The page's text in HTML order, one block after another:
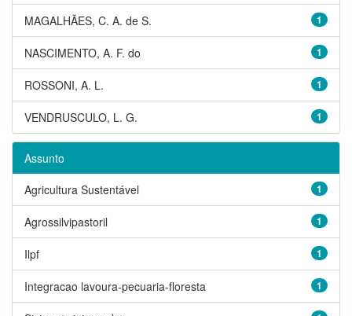
1
MAGALHÃES, C. A. de S.
1
NASCIMENTO, A. F. do
1
ROSSONI, A. L.
1
VENDRUSCULO, L. G.
Assunto
1
Agricultura Sustentável
1
Agrossilvipastoril
1
Ilpf
1
Integracao lavoura-pecuaria-floresta